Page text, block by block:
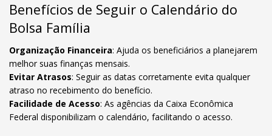
Benefícios de Seguir o Calendário do
Bolsa Família
Organização Financeira: Ajuda os beneficiários a planejarem
melhor suas finanças mensais.
Evitar Atrasos: Seguir as datas corretamente evita qualquer
atraso no recebimento do benefício.
Facilidade de Acesso: As agências da Caixa Econômica
Federal disponibilizam o calendário, facilitando o acesso.